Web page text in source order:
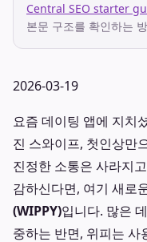
Central SEO starter
본문 구조를 확인하는
2026-03-19
요즘 데이팅 앱에 지치
진 스와이프, 첫인상만
진정한 소통은 사라지
감하신다면, 여기 새로
(WIPPY)입니다. 많은
중하는 반면, 위피는 사